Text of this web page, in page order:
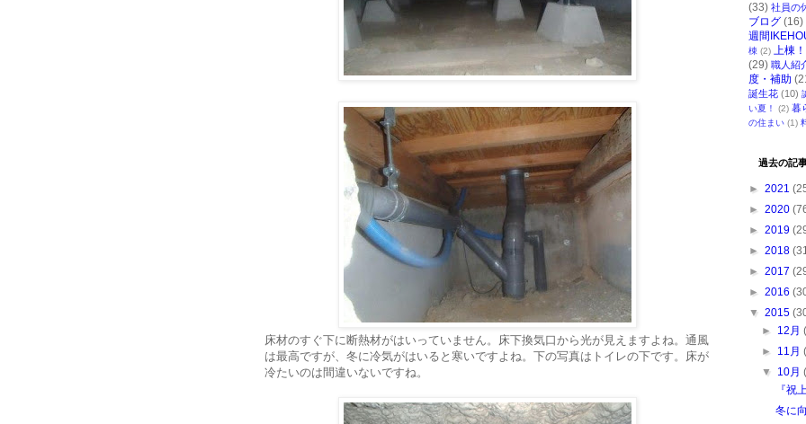
床材のすぐ下に断熱材がはいっていません。床下換気口から光が見えますよね。通風
は最高ですが、冬に冷気がはいると寒いですよね。下の写真はトイレの下です。床が
冷たいのは間違いないですね。
(33) 社員の
ブログ (16)
週間
棟 (2) 上棟！
(29) 職人紹
度・補助
誕生花 (10)
い夏！
(2) 暮
の住まい (1)
過去の記
► 2021
► 2020
► 2019
► 2018
► 2017
► 2016
▼ 2015
► 12月
► 11月
▼
10月
『祝
冬に